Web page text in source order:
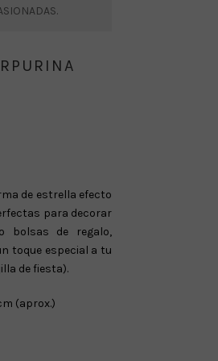
de estrella efecto
para decorar
bolsas de regalo,
toque especial a tu
de fiesta).
(aprox.)